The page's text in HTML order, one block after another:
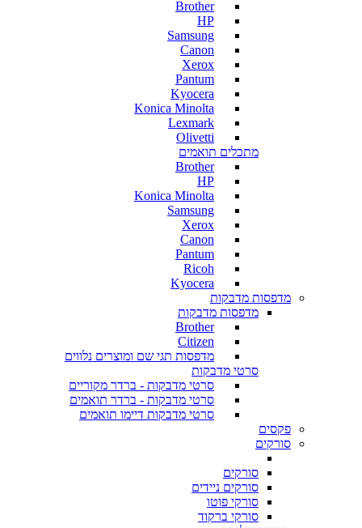
Brother
HP
Samsung
Canon
Xerox
Pantum
Kyocera
Konica Minolta
Lexmark
Olivetti
מתכלים תואמים
Brother
HP
Konica Minolta
Samsung
Xerox
Canon
Pantum
Ricoh
Kyocera
מדפסות מדבקות
מדפסות מדבקות
Brother
Citizen
מדפסות תגי שם ומוצרים נלווים
סרטי מדבקות
סרטי מדבקות - ברדר מקוריים
סרטי מדבקות - ברדר תואמים
סרטי מדבקות דיימו תואמים
פקסים
סורקים
סורקים
סורקים ניידים
סורקי פוטו
סורקי ברקוד